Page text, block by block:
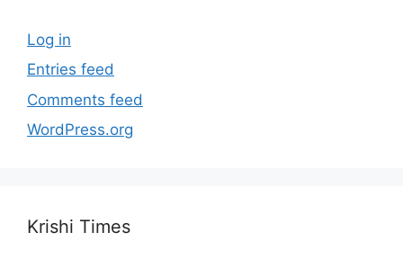
Log in
Entries feed
Comments feed
WordPress.org
Krishi Times